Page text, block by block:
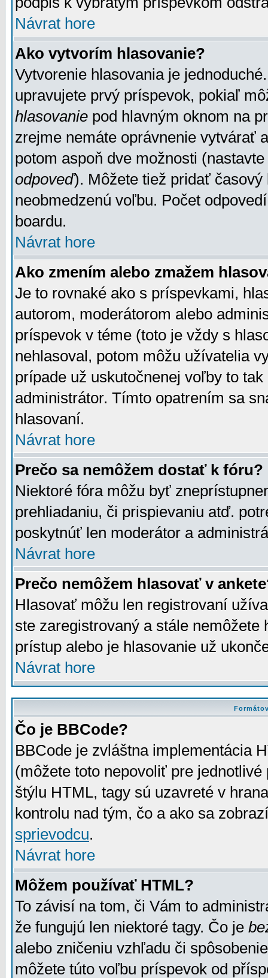
Návrat hore
Ako vytvorím hlasovanie?
Vytvorenie hlasovania je
upravujete prvý príspevok, pokiaľ
hlasovanie pod hlavným oknom na
zrejme nemáte oprávnenie vytvárať
potom aspoň dve možnosti
odpoveď). Môžete tiež pridať
neobmedzenú voľbu. Počet
boardu.
Návrat hore
Ako zmením alebo zmažem
Je to rovnaké ako s príspevkami,
autorom, moderátorom alebo
príspevok v téme (toto je vždy s
nehlasoval, potom môžu užívatelia
prípade už uskutočnenej voľby to
administrátor. Tímto opatrením sa
hlasovaní.
Návrat hore
Prečo sa nemôžem dostať k fóru?
Niektoré fóra môžu byť
prehliadaniu, či prispievaniu atď.
poskytnúť len moderátor a
Návrat hore
Prečo nemôžem hlasovať v
Hlasovať môžu len registrovaní
ste zaregistrovaný a stále
prístup alebo je hlasovanie už
Návrat hore
Čo je BBCode?
BBCode je zvláštna implementácia
(môžete toto nepovoliť pre
štýlu HTML, tagy sú uzavreté v
kontrolu nad tým, čo a ako sa
sprievodcu.
Návrat hore
Môžem používať HTML?
To závisí na tom, či Vám to
že fungujú len niektoré tagy. Čo je
alebo zničeniu vzhľadu či
môžete túto voľbu príspevok od